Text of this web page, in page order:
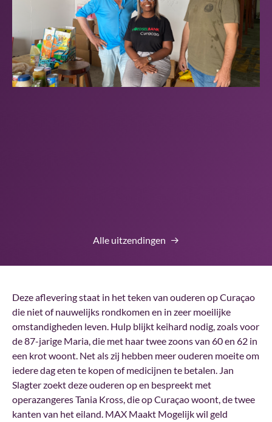
Alle uitzendingen
Deze aflevering staat in het teken van ouderen op Curaçao
die niet of nauwelijks rondkomen en in zeer moeilijke
omstandigheden leven. Hulp blijkt keihard nodig, zoals voor
de 87-jarige Maria, die met haar twee zoons van 60 en 62 in
een krot woont. Net als zij hebben meer ouderen moeite om
iedere dag eten te kopen of medicijnen te betalen. Jan
Slagter zoekt deze ouderen op en bespreekt met
operazangeres Tania Kross, die op Curaçao woont, de twee
kanten van het eiland. MAX Maakt Mogelijk wil geld